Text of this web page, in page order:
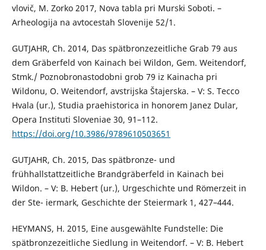
vlovič, M. Zorko 2017, Nova tabla pri Murski Soboti. –
Arheologija na avtocestah Slovenije 52/1.
GUTJAHR, Ch. 2014, Das spätbronzezeitliche Grab 79 aus
dem Gräberfeld von Kainach bei Wildon, Gem. Weitendorf,
Stmk./ Poznobronastodobni grob 79 iz Kainacha pri
Wildonu, O. Weitendorf, avstrijska Štajerska. – V: S. Tecco
Hvala (ur.), Studia praehistorica in honorem Janez Dular,
Opera Instituti Sloveniae 30, 91–112.
https://doi.org/10.3986/9789610503651
GUTJAHR, Ch. 2015, Das spätbronze- und
frühhallstattzeitliche Brandgräberfeld in Kainach bei
Wildon. – V: B. Hebert (ur.), Urgeschichte und Römerzeit in
der Ste- iermark, Geschichte der Steiermark 1, 427–444.
HEYMANS, H. 2015, Eine ausgewählte Fundstelle: Die
spätbronzezeitliche Siedlung in Weitendorf. – V: B. Hebert